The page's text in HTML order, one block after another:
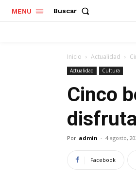
MENU Buscar
Inicio Actualidad
Actualidad Cultura
Cinco
Por admin - 4 agosto,
Facebook